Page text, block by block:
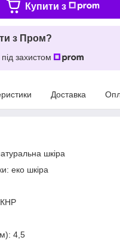
Купити з
з Пром?
захистом
Доставка
шкіра
еко шкіра
КНР
4,5